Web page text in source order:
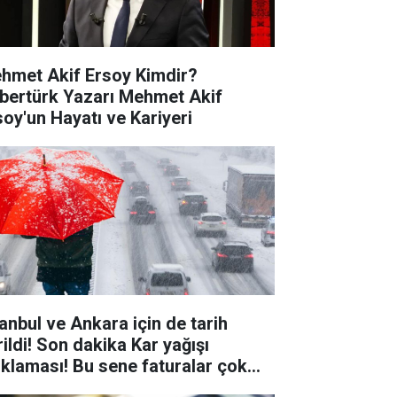
Akif Ersoy Kimdir?
Yazarı Mehmet Akif
Hayatı ve Kariyeri
ve Ankara için de tarih
Son dakika Kar yağışı
Bu sene faturalar çok